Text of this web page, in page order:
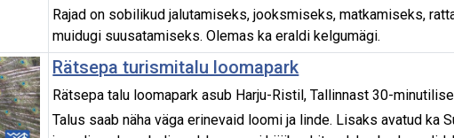
Rajad on sobilikud jalutamiseks, jooksmiseks, matkamiseks,
muidugi suusatamiseks. Olemas ka eraldi kelgumägi.
Rätsepa turismitalu loomapark
Rätsepa talu loomapark asub Harju-Ristil, Tallinnast 30-
Talus saab näha väga erinevaid loomi ja linde. Lisaks avatud ka